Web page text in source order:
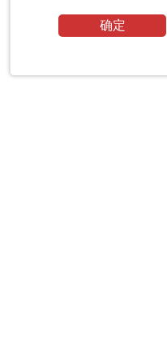
确定